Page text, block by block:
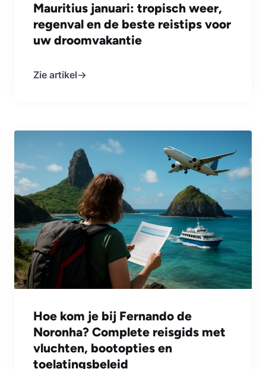
Mauritius januari: tropisch weer,
regenval en de beste reistips voor
uw droomvakantie
Zie artikel
Hoe kom je bij Fernando de
Noronha? Complete reisgids met
vluchten, bootopties en
toelatingsbeleid